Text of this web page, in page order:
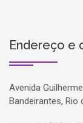
Endereço e
Avenida
Bandeirantes, Rio